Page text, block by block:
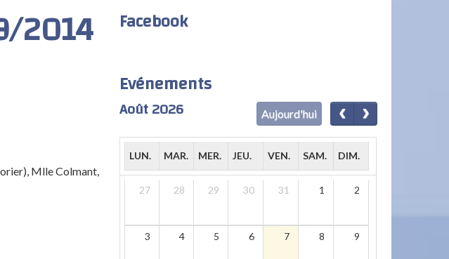
2014
Mlle Colmant,
Facebook
Evénements
Août 2026 Aujourd'hui
LUN. MAR. MER. JEU. VEN. SAM. DIM.
27 28 29 30 31 1 2
3 4 5 6 7 8 9